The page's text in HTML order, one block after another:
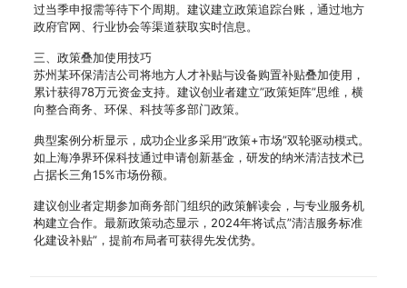
过当季申报需等待下个周期。建议建立政策追踪台账，通过地方
政府官网、行业协会等渠道获取实时信息。
三、政策叠加使用技巧
苏州某环保清洁公司将地方人才补贴与设备购置补贴叠加使用，
累计获得78万元资金支持。建议创业者建立”政策矩阵”思维，横
向整合商务、环保、科技等多部门政策。
典型案例分析显示，成功企业多采用”政策+市场”双轮驱动模式。
如上海净界环保科技通过申请创新基金，研发的纳米清洁技术已
占据长三角15%市场份额。
建议创业者定期参加商务部门组织的政策解读会，与专业服务机
构建立合作。最新政策动态显示，2024年将试点”清洁服务标准
化建设补贴”，提前布局者可获得先发优势。